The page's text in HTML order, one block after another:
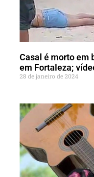
Casal é morto em
em Fortaleza;
28 de janeiro de 2024